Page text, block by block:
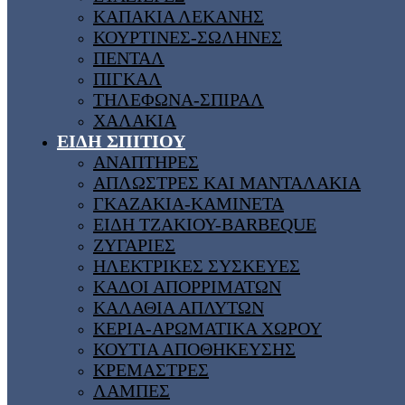
ΚΑΠΑΚΙΑ ΛΕΚΑΝΗΣ
ΚΟΥΡΤΙΝΕΣ-ΣΩΛΗΝΕΣ
ΠΕΝΤΑΛ
ΠΙΓΚΑΛ
ΤΗΛΕΦΩΝΑ-ΣΠΙΡΑΛ
ΧΑΛΑΚΙΑ
ΕΙΔΗ ΣΠΙΤΙΟΥ
ΑΝΑΠΤΗΡΕΣ
ΑΠΛΩΣΤΡΕΣ ΚΑΙ ΜΑΝΤΑΛΑΚΙΑ
ΓΚΑΖΑΚΙΑ-ΚΑΜΙΝΕΤΑ
ΕΙΔΗ ΤΖΑΚΙΟΥ-BARBEQUE
ΖΥΓΑΡΙΕΣ
ΗΛΕΚΤΡΙΚΕΣ ΣΥΣΚΕΥΕΣ
ΚΑΔΟΙ ΑΠΟΡΡΙΜΑΤΩΝ
ΚΑΛΑΘΙΑ ΑΠΛΥΤΩΝ
ΚΕΡΙΑ-ΑΡΩΜΑΤΙΚΑ ΧΩΡΟΥ
ΚΟΥΤΙΑ ΑΠΟΘΗΚΕΥΣΗΣ
ΚΡΕΜΑΣΤΡΕΣ
ΛΑΜΠΕΣ